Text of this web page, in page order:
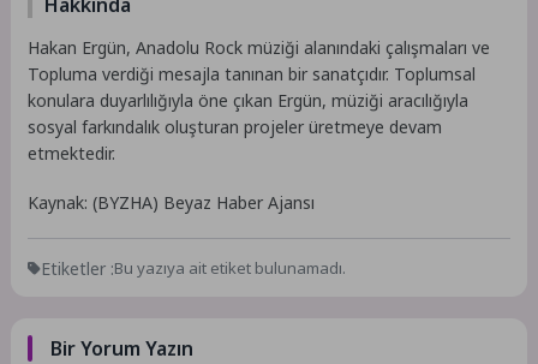
Hakan Ergün, Anadolu Rock müziği alanındaki çalışmaları ve
Topluma verdiği mesajla tanınan bir sanatçıdır. Toplumsal
konulara duyarlılığıyla öne çıkan Ergün, müziği aracılığıyla
sosyal farkındalık oluşturan projeler üretmeye devam
etmektedir.
Kaynak: (BYZHA) Beyaz Haber Ajansı
Etiketler :Bu yazıya ait etiket bulunamadı.
Bir Yorum Yazın